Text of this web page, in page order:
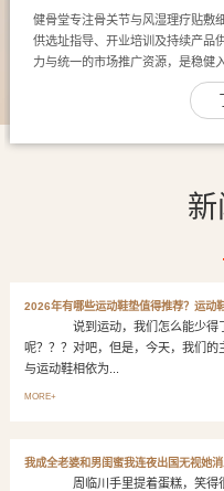
健骨堂专注骨关节与风湿理疗贴敷
供选址指导、开业培训及持续产品
力与统一的市场推广资源，是稳健
2026年有哪些运动鞋垫值得推荐？运动
说到运动，我们怎么能少得了
呢？？？对吧，但是，今天，我们
与运动鞋相依为...
MORE+
我成全老婆和男闺蜜我连夜出国无视她
周临川手里提着蛋糕，笑得很